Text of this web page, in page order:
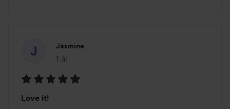
Jasmine
1 år
Inlägget skapades 1 år
5
Love it!